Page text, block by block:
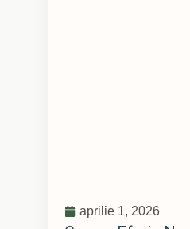
aprilie 1, 2026